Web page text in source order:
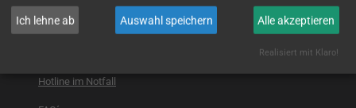
Schulungen Mitarbeiter
Hotline im Notfall
Ich lehne ab Auswahl speichern Alle akzeptieren
Realisiert mit Klaro!